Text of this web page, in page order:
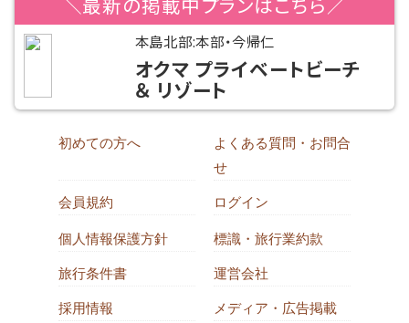
本島北部:本部・今帰仁
オクマ プライベートビーチ
＆ リゾート
初めての方へ
よくある質問・お問合
せ
会員規約 ログイン
個人情報保護方針 標識・旅行業約款
旅行条件書 運営会社
採用情報 メディア・広告掲載